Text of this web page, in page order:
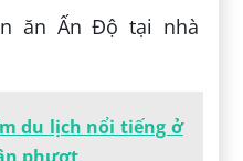
ăn Ấn Độ tại nhà
du lịch nổi tiếng ở